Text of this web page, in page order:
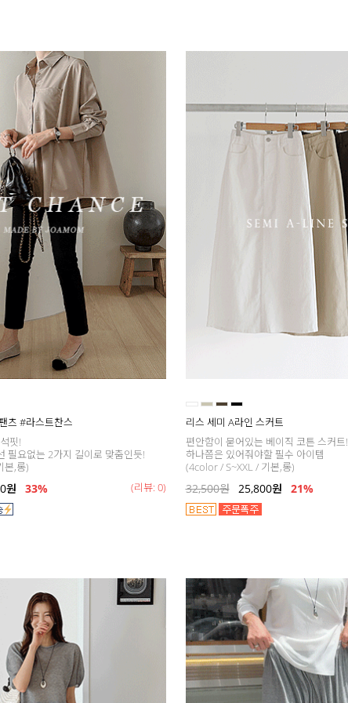
츠 #라스트찬스
핏!
필요없는 2가지 길이로 맞춤인듯!
본,롱)
원 33% (리뷰: 0)
리스 세미 A라인 스커트
편안함이 묻어있는 베이직 코튼 스커트!
하나쯤은 있어줘야할 필수 아이템
(4color / S~XXL / 기본,롱)
32,500원 25,800원 21%